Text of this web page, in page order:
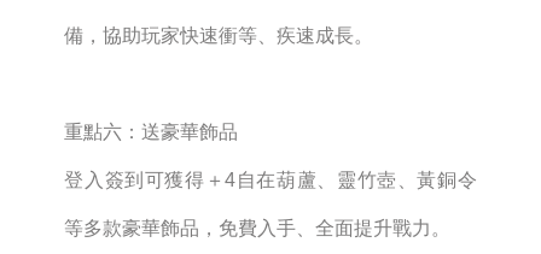
備，協助玩家快速衝等、疾速成長。
重點六：送豪華飾品
登入簽到可獲得＋4自在葫蘆、靈竹壺、黃銅令
等多款豪華飾品，免費入手、全面提升戰力。